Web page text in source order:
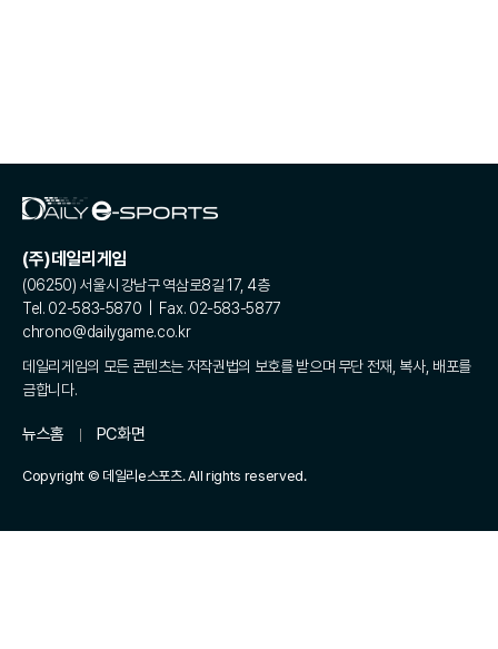
(주)데일리게임
(06250) 서울시 강남구 역삼로8길 17, 4층
Tel. 02-583-5870 | Fax. 02-583-5877
chrono@dailygame.co.kr
데일리게임의 모든 콘텐츠는 저작권법의 보호를 받으며 무단 전재, 복사, 배포를
금합니다.
뉴스홈 PC화면
Copyright © 데일리e스포츠. All rights reserved.